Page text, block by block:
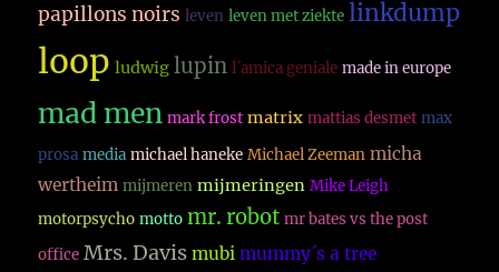
papillons noirs leven leven met ziekte linkdump
loop ludwig lupin l´amica geniale made in europe
mad men mark frost matrix mattias desmet max
prosa media michael haneke Michael Zeeman micha
wertheim mijmeren mijmeringen Mike Leigh
motorpsycho motto mr. robot mr bates vs the post
office Mrs. Davis mubi mummy´s a tree